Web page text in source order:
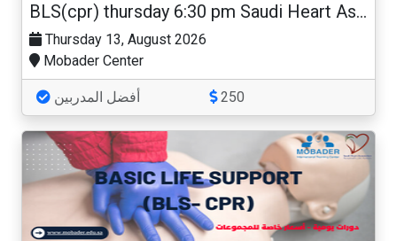
BLS(cpr) thursday 6:30 pm Saudi Heart Association
Thursday 13, August 2026
Mobader Center
أفضل المدربين 250